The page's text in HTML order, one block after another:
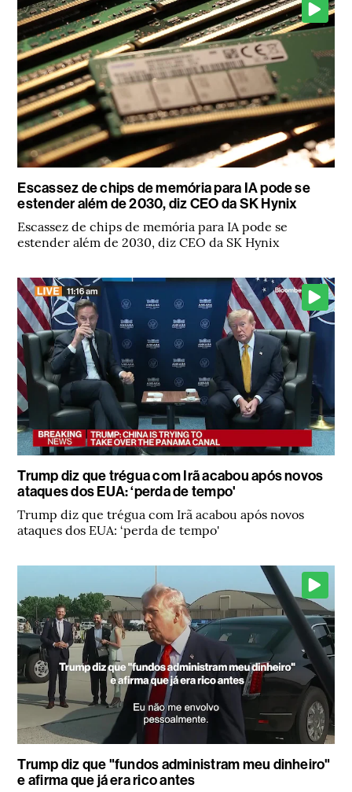
Escassez de chips de memória para IA pode se
estender além de 2030, diz CEO da SK Hynix
Escassez de chips de memória para IA pode se
estender além de 2030, diz CEO da SK Hynix
Trump diz que trégua com Irã acabou após novos
ataques dos EUA: ‘perda de tempo'
Trump diz que trégua com Irã acabou após novos
ataques dos EUA: ‘perda de tempo'
Trump diz que "fundos administram meu dinheiro"
e afirma que já era rico antes